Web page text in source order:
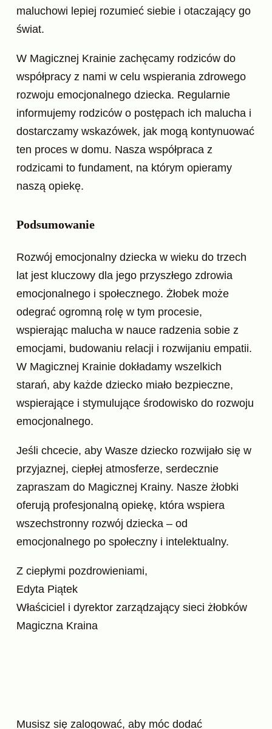
maluchowi lepiej rozumieć siebie i otaczający go
świat.
W Magicznej Krainie zachęcamy rodziców do
współpracy z nami w celu wspierania zdrowego
rozwoju emocjonalnego dziecka. Regularnie
informujemy rodziców o postępach ich malucha i
dostarczamy wskazówek, jak mogą kontynuować
ten proces w domu. Nasza współpraca z
rodzicami to fundament, na którym opieramy
naszą opiekę.
Podsumowanie
Rozwój emocjonalny dziecka w wieku do trzech
lat jest kluczowy dla jego przyszłego zdrowia
emocjonalnego i społecznego. Żłobek może
odegrać ogromną rolę w tym procesie,
wspierając malucha w nauce radzenia sobie z
emocjami, budowaniu relacji i rozwijaniu empatii.
W Magicznej Krainie dokładamy wszelkich
starań, aby każde dziecko miało bezpieczne,
wspierające i stymulujące środowisko do rozwoju
emocjonalnego.
Jeśli chcecie, aby Wasze dziecko rozwijało się w
przyjaznej, ciepłej atmosferze, serdecznie
zapraszam do Magicznej Krainy. Nasze żłobki
oferują profesjonalną opiekę, która wspiera
wszechstronny rozwój dziecka – od
emocjonalnego po społeczny i intelektualny.
Z ciepłymi pozdrowieniami,
Edyta Piątek
Właściciel i dyrektor zarządzający sieci żłobków
Magiczna Kraina
Musisz się zalogować, aby móc dodać